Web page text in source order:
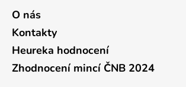
O nás
Kontakty
Heureka hodnocení
Zhodnocení mincí ČNB 2024